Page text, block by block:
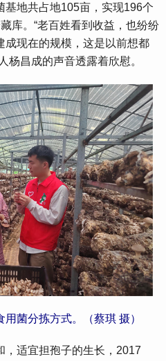
地共占地105亩，实现196个
库。“老百姓看到收益，也纷纷
成现在的规模，这是以前想都
杨昌成的声音透露着欣慰。
菌分拣方式。（蔡琪 摄）
适宜担孢子的生长，2017